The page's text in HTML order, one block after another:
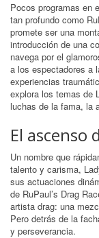
Pocos programas en
tan profundo como
promete ser una
introducción de una
navega por el
a los espectadores a
experiencias
explora los temas de
luchas de la fama, la
El ascenso
Un nombre que
talento y carisma,
sus actuaciones
de RuPaul’s Drag
artista drag: una
Pero detrás de la
y perseverancia.